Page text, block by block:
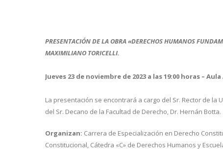
PRESENTACIÓN DE LA OBRA «DERECHOS HUMANOS
MAXIMILIANO TORICELLI.
Jueves 23 de noviembre de 2023 a las 19:00 horas –
La presentación se encontrará a cargo del Sr. Rector de la
del Sr. Decano de la Facultad de Derecho, Dr. Hernán Botta.
Organizan: Carrera de Especialización en Derecho
Constitucional, Cátedra «C» de Derechos Humanos y